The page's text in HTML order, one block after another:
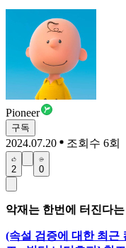
Pioneer
구독
2024.07.20 조회수 6회
2 0
악재는 한번에 터진다
(속설 검증에 대한 최근